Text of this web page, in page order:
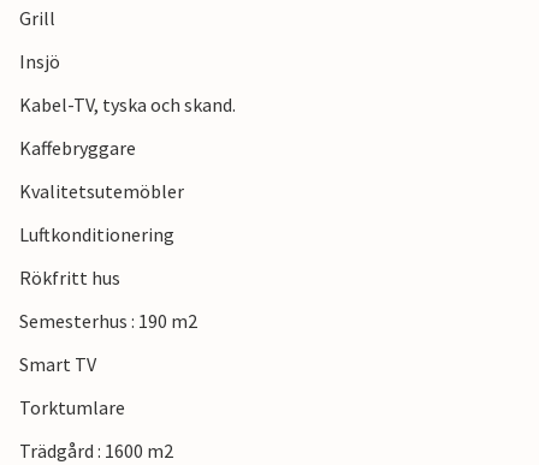
Grill
Insjö
Kabel-TV, tyska och skand.
Kaffebryggare
Kvalitetsutemöbler
Luftkonditionering
Rökfritt hus
Semesterhus : 190 m2
Smart TV
Torktumlare
Trädgård : 1600 m2